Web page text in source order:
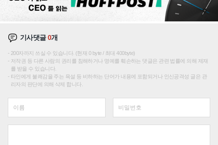
기사댓글0개
200자까지 쓰실 수 있습니다. (현재 0 byte / 최대 400byte)
저작권 등 다른 사람의 권리를 침해하거나 명예를 훼손하는 댓글은 관련 법률에 의해 제재
를 받을 수 있습니다.
타인에게 불쾌감을 주는 욕설 등 비하하는 단어가 내용에 포함되거나 인신공격성 글은 관
리자의 판단에 의해 삭제 합니다.